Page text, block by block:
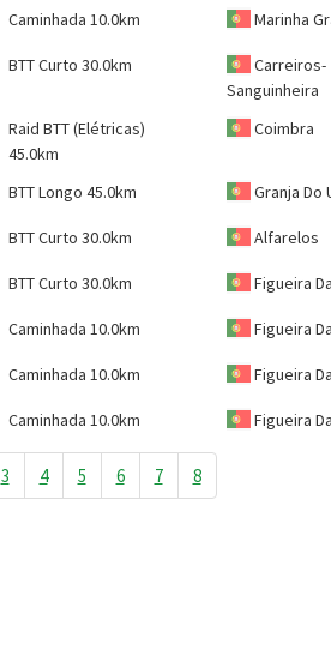
Caminhada 10.0km Marinha
BTT Curto 30.0km
Carreiros-
Sanguinheira
Raid BTT (Elétricas)
45.0km
Coimbra
BTT Longo 45.0km Granja Do
BTT Curto 30.0km Alfarelos
BTT Curto 30.0km Figueira
Caminhada 10.0km Figueira
Caminhada 10.0km Figueira
Caminhada 10.0km Figueira
3 4 5 6 7 8